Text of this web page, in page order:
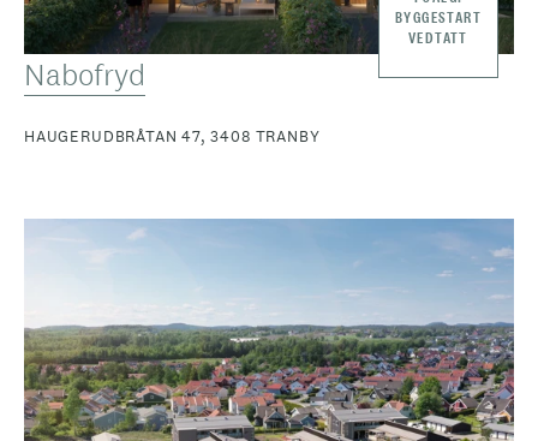
Nabofryd
HAUGERUDBRÅTAN 47, 3408 TRANBY
BYGGESTART
VEDTATT